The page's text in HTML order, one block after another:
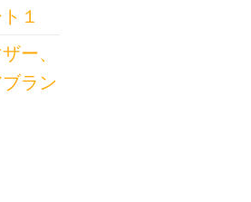
１
ー、
ラン